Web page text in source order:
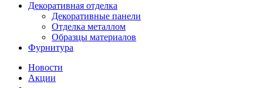
Декоративная отделка
Декоративные панели
Отделка металлом
Образцы материалов
Фурнитура
Новости
Акции